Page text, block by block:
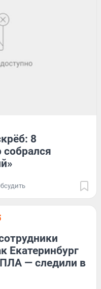
8
собрался
Екатеринбург
— следили в